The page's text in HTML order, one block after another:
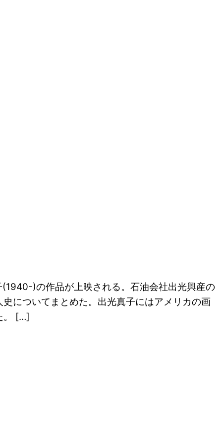
)の作品が上映される。石油会社出光興産の
についてまとめた。出光真子にはアメリカの画
。 […]